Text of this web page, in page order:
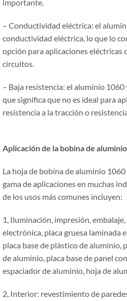
importante.
– Conductividad eléctrica: el
conductividad eléctrica, lo que lo
opción para aplicaciones eléctricas
circuitos.
– Baja resistencia: el aluminio
que significa que no es ideal para
resistencia a la tracción o
Aplicación de la bobina de
La hoja de bobina de aluminio
gama de aplicaciones en muchas
de los usos más comunes incluyen:
1, Iluminación, impresión,
electrónica, placa gruesa laminada
placa base de plástico de aluminio,
de aluminio, placa base de panel
espaciador de aluminio, hoja de
2, Interior: revestimiento de